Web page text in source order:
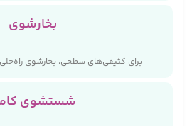
بخارشوی
برای کثیفی‌های سطحی، بخارشوی
شستشوی